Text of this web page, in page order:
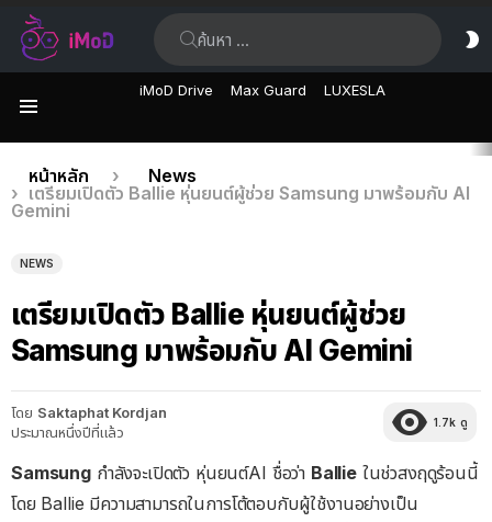
iMoD Drive Max Guard LUXESLA
เรื่อง
ล่าสุด
คุณอยู่ที่นี่:
หน้าหลัก
News
เตรียมเปิดตัว Ballie หุ่นยนต์ผู้ช่วย Samsung มาพร้อมกับ AI
Gemini
NEWS
เตรียมเปิดตัว Ballie หุ่นยนต์ผู้ช่วย
Samsung มาพร้อมกับ AI Gemini
โดย Saktaphat Kordjan
ประมาณหนึ่งปีที่แล้ว
1.7k ดู
Samsungกำลังจะเปิดตัว หุ่นยนต์AI ชื่อว่า Ballieในช่วสงฤดูร้อนนี้
โดย Ballie มีความสามารถในการโต้ตอบกับผู้ใช้งานอย่างเป็น